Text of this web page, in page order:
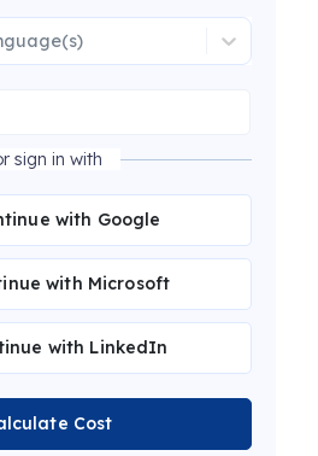
sign in with
with Google
with Microsoft
with LinkedIn
Cost